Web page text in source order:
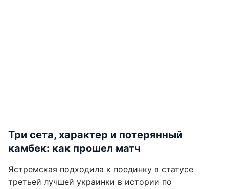
Три сета, характер и потерянный
камбек: как прошел матч
Ястремская подходила к поединку в статусе
третьей лучшей украинки в истории по